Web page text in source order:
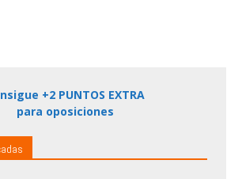
+2 PUNTOS EXTRA
para oposiciones